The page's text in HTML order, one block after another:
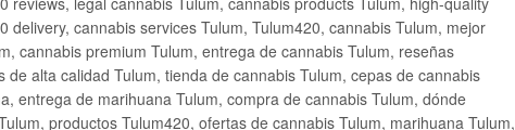
cannabis services Tulum, Tulum420, cannabis Tulum, mejor
cannabis premium Tulum, entrega de cannabis Tulum, reseñas
alta calidad Tulum, tienda de cannabis Tulum, cepas de cannabis
entrega de marihuana Tulum, compra de cannabis Tulum, dónde
productos Tulum420, ofertas de cannabis Tulum, marihuana Tulum,